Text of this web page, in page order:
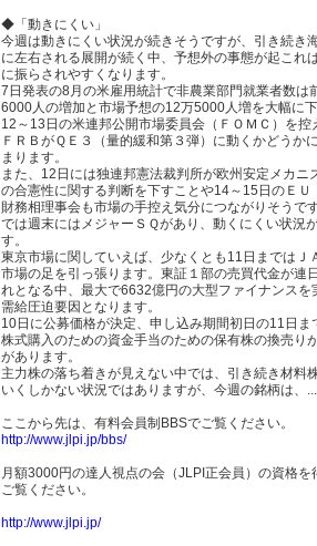
◆「動きにくい」
今週は動きにくい状況が続きそうですが、引き続き
に左右される展開が続く中、予想外の事態が起これ
に振らされやすくなります。
7日発表の8月の米雇用統計で非農業部門就業者数は
6000人の増加と市場予想の12万5000人増を大幅に下
12～13日の米連邦公開市場委員会（ＦＯＭＣ）を控
ＦＲＢがＱＥ３（量的緩和第３弾）に動くかどうか
まります。
また、12日には独連邦憲法裁判所が欧州安定メカニ
の合憲性に関する判断を下すことや14～15日のＥＵ
財務相理事会も市場の手控え気分につながりそうで
では週末にはメジャーＳＱがあり、動くにくい状況
す。
東京市場に関していえば、少なくとも11日まではＪ
市場の足を引っ張ります。東証１部の売買代金が連
れとなる中、最大で6632億円の大型ファイナンスを
需給圧迫要因となります。
10日に公募価格が決定、申し込み期間初日の11日ま
株式購入のための資金手当のための保有株の換売り
があります。
主力株の落ち着きが見えない中では、引き続き材料
いくしかない状況ではありますが、今週の銘柄は、
ここから先は、有料会員制BBSでご覧ください。
http://www.jlpi.jp/bbs/
月額3000円の達人視点の会（JLPI正会員）の資格を
ご覧ください。
http://www.jlpi.jp/